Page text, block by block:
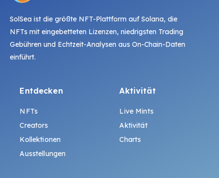
SolSea ist die größte NFT-Plattform auf Solana, die
NFTs mit eingebetteten Lizenzen, niedrigsten Trading
Gebühren und Echtzeit-Analysen aus On-Chain-Daten
einführt.
Entdecken
NFTs
Creators
Kollektionen
Ausstellungen
Aktivität
Live Mints
Aktivität
Charts